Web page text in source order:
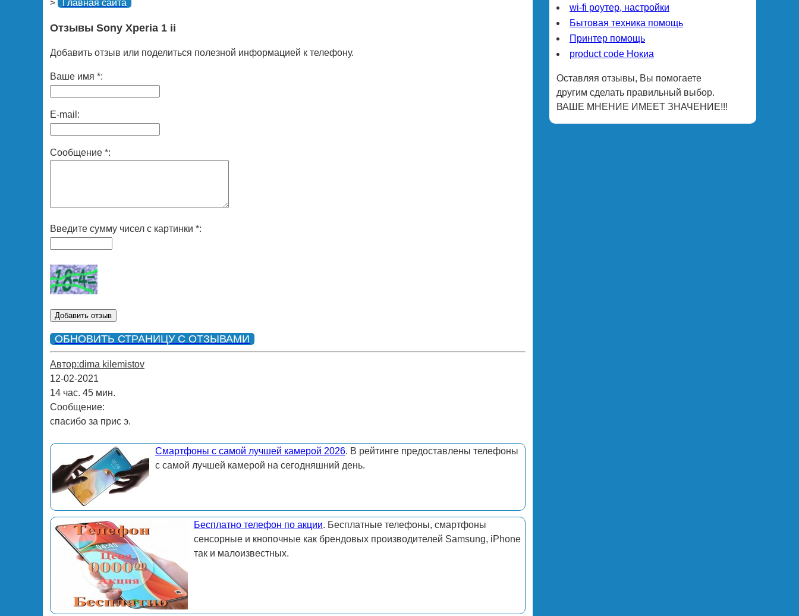
>
Главная сайта
Отзывы Sony Xperia 1 ii
Добавить отзыв или поделиться полезной информацией к телефону.
Ваше имя *:
E-mail:
Сообщение *:
Введите сумму чисел с картинки *:
ОБНОВИТЬ СТРАНИЦУ С ОТЗЫВАМИ
Автор:dima kilemistov
12-02-2021
14 час. 45 мин.
Сообщение:
спасибо за прис э.
Смартфоны с самой лучшей камерой 2026. В рейтинге предоставлены телефоны
с самой лучшей камерой на сегодняшний день.
Бесплатно телефон по акции. Бесплатные телефоны, смартфоны
сенсорные и кнопочные как брендовых производителей Samsung, iPhone
так и малоизвестных.
wi-fi роутер, настройки
Бытовая техника помощь
Принтер помощь
product code Нокиа
Оставляя отзывы, Вы помогаете
другим сделать правильный выбор.
ВАШЕ МНЕНИЕ ИМЕЕТ ЗНАЧЕНИЕ!!!